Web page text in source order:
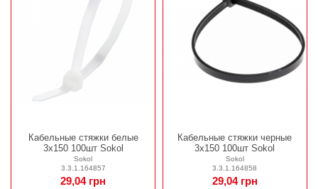
Кабельные стяжки белые
3х150 100шт Sokol
Sokol
3.3.1.164857
29,04 грн
Кабельные стяжки черные
3х150 100шт Sokol
Sokol
3.3.1.164858
29,04 грн